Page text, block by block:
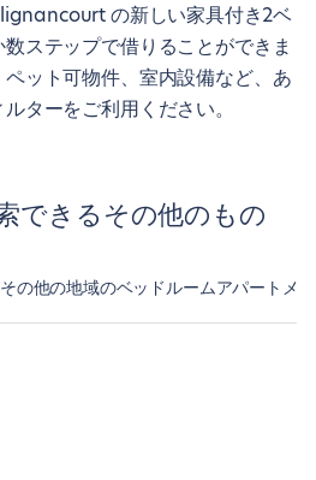
の新しい家具付き2ベ
ステップで借りることができま
ット可物件、室内設備など、あ
ターをご利用ください。
できるその他のもの
の他の地域のベッドルームアパートメ